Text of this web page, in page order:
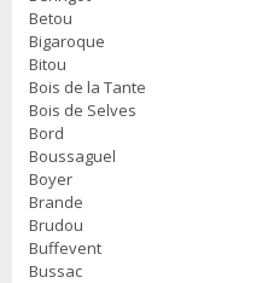
Betou
Bigaroque
Bitou
Bois de la Tante
Bois de Selves
Bord
Boussaguel
Boyer
Brande
Brudou
Buffevent
Bussac